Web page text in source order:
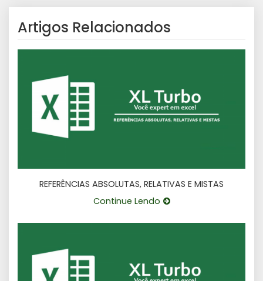
Artigos Relacionados
REFERÊNCIAS ABSOLUTAS, RELATIVAS E MISTAS
Continue Lendo